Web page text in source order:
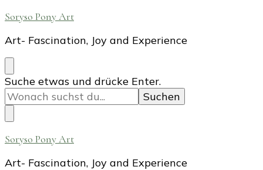
Soryso Pony Art
Art- Fascination, Joy and Experience
Suchst
du
nach
etwas?
Suche etwas und drücke Enter.
Soryso Pony Art
Art- Fascination, Joy and Experience